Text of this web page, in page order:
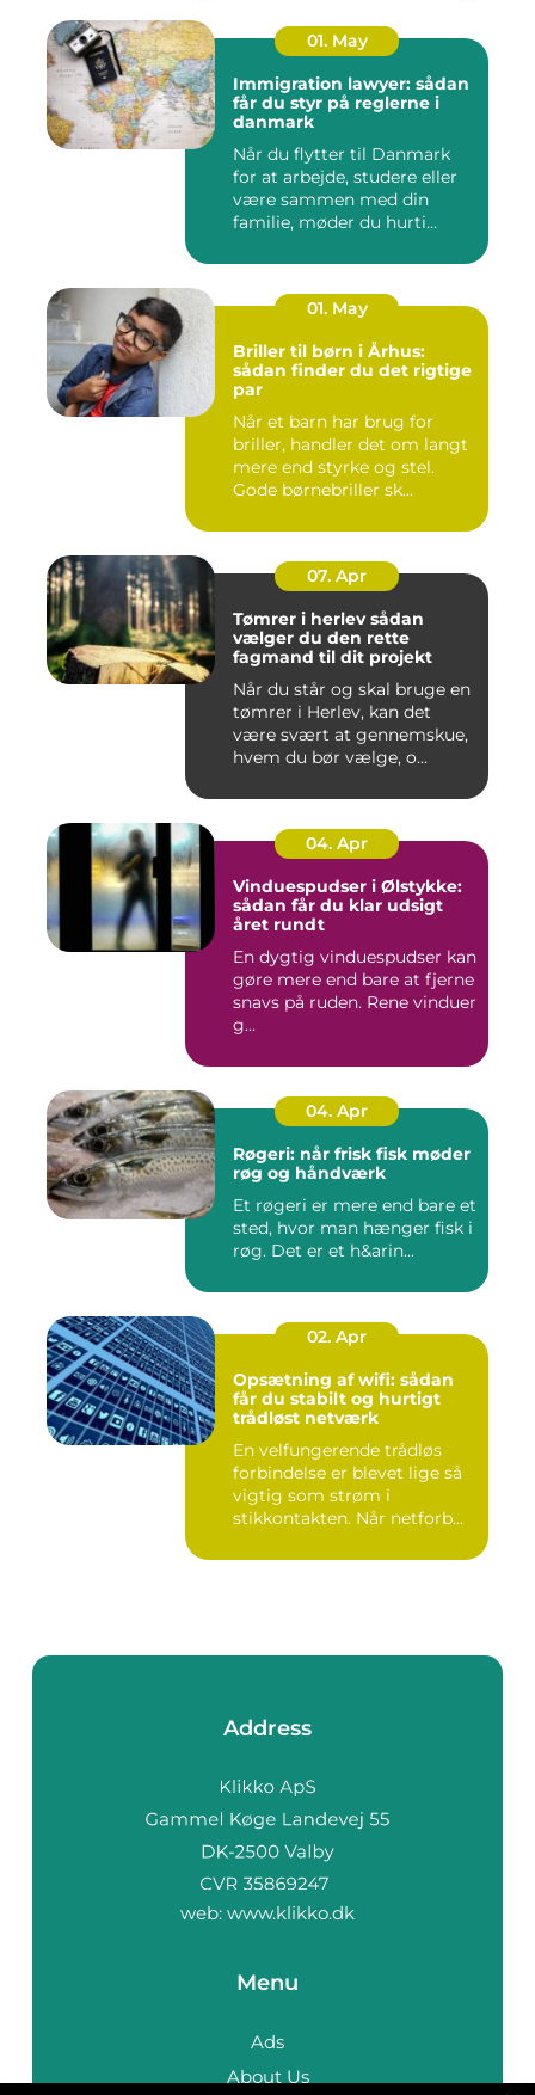
01. May
Immigration lawyer: sådan
får du styr på reglerne i
danmark
Når du flytter til Danmark
for at arbejde, studere eller
være sammen med din
familie, møder du hurti...
01. May
Briller til børn i Århus:
sådan finder du det rigtige
par
Når et barn har brug for
briller, handler det om langt
mere end styrke og stel.
Gode børnebriller sk...
07. Apr
Tømrer i herlev sådan
vælger du den rette
fagmand til dit projekt
Når du står og skal bruge en
tømrer i Herlev, kan det
være svært at gennemskue,
hvem du bør vælge, o...
04. Apr
Vinduespudser i Ølstykke:
sådan får du klar udsigt
året rundt
En dygtig vinduespudser kan
gøre mere end bare at fjerne
snavs på ruden. Rene vinduer
g...
04. Apr
Røgeri: når frisk fisk møder
røg og håndværk
Et røgeri er mere end bare et
sted, hvor man hænger fisk i
røg. Det er et h&arin...
02. Apr
Opsætning af wifi: sådan
får du stabilt og hurtigt
trådløst netværk
En velfungerende trådløs
forbindelse er blevet lige så
vigtig som strøm i
stikkontakten. Når netforb...
Address
web: www.klikko.dk
Menu
Ads
About Us